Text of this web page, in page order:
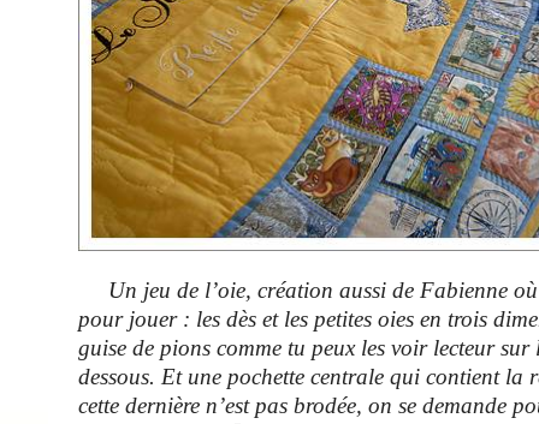
Un jeu de l’oie, création aussi de Fabienne
pour jouer : les dès et les petites oies en trois
guise de pions comme tu peux les voir lecteur
dessous. Et une pochette centrale qui contient la
cette dernière n’est pas brodée, on se demande